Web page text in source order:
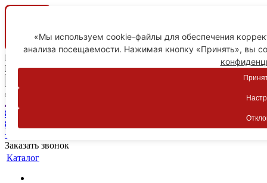
Ваш город
Пятигорск
Личный кабинет
8-800-775-59-89
8-800-775-59-89
+7 918 754-83-77
Заказать звонок
Каталог
«Мы используем cookie-файлы для обеспечения
анализа посещаемости. Нажимая кнопку «Принять», вы